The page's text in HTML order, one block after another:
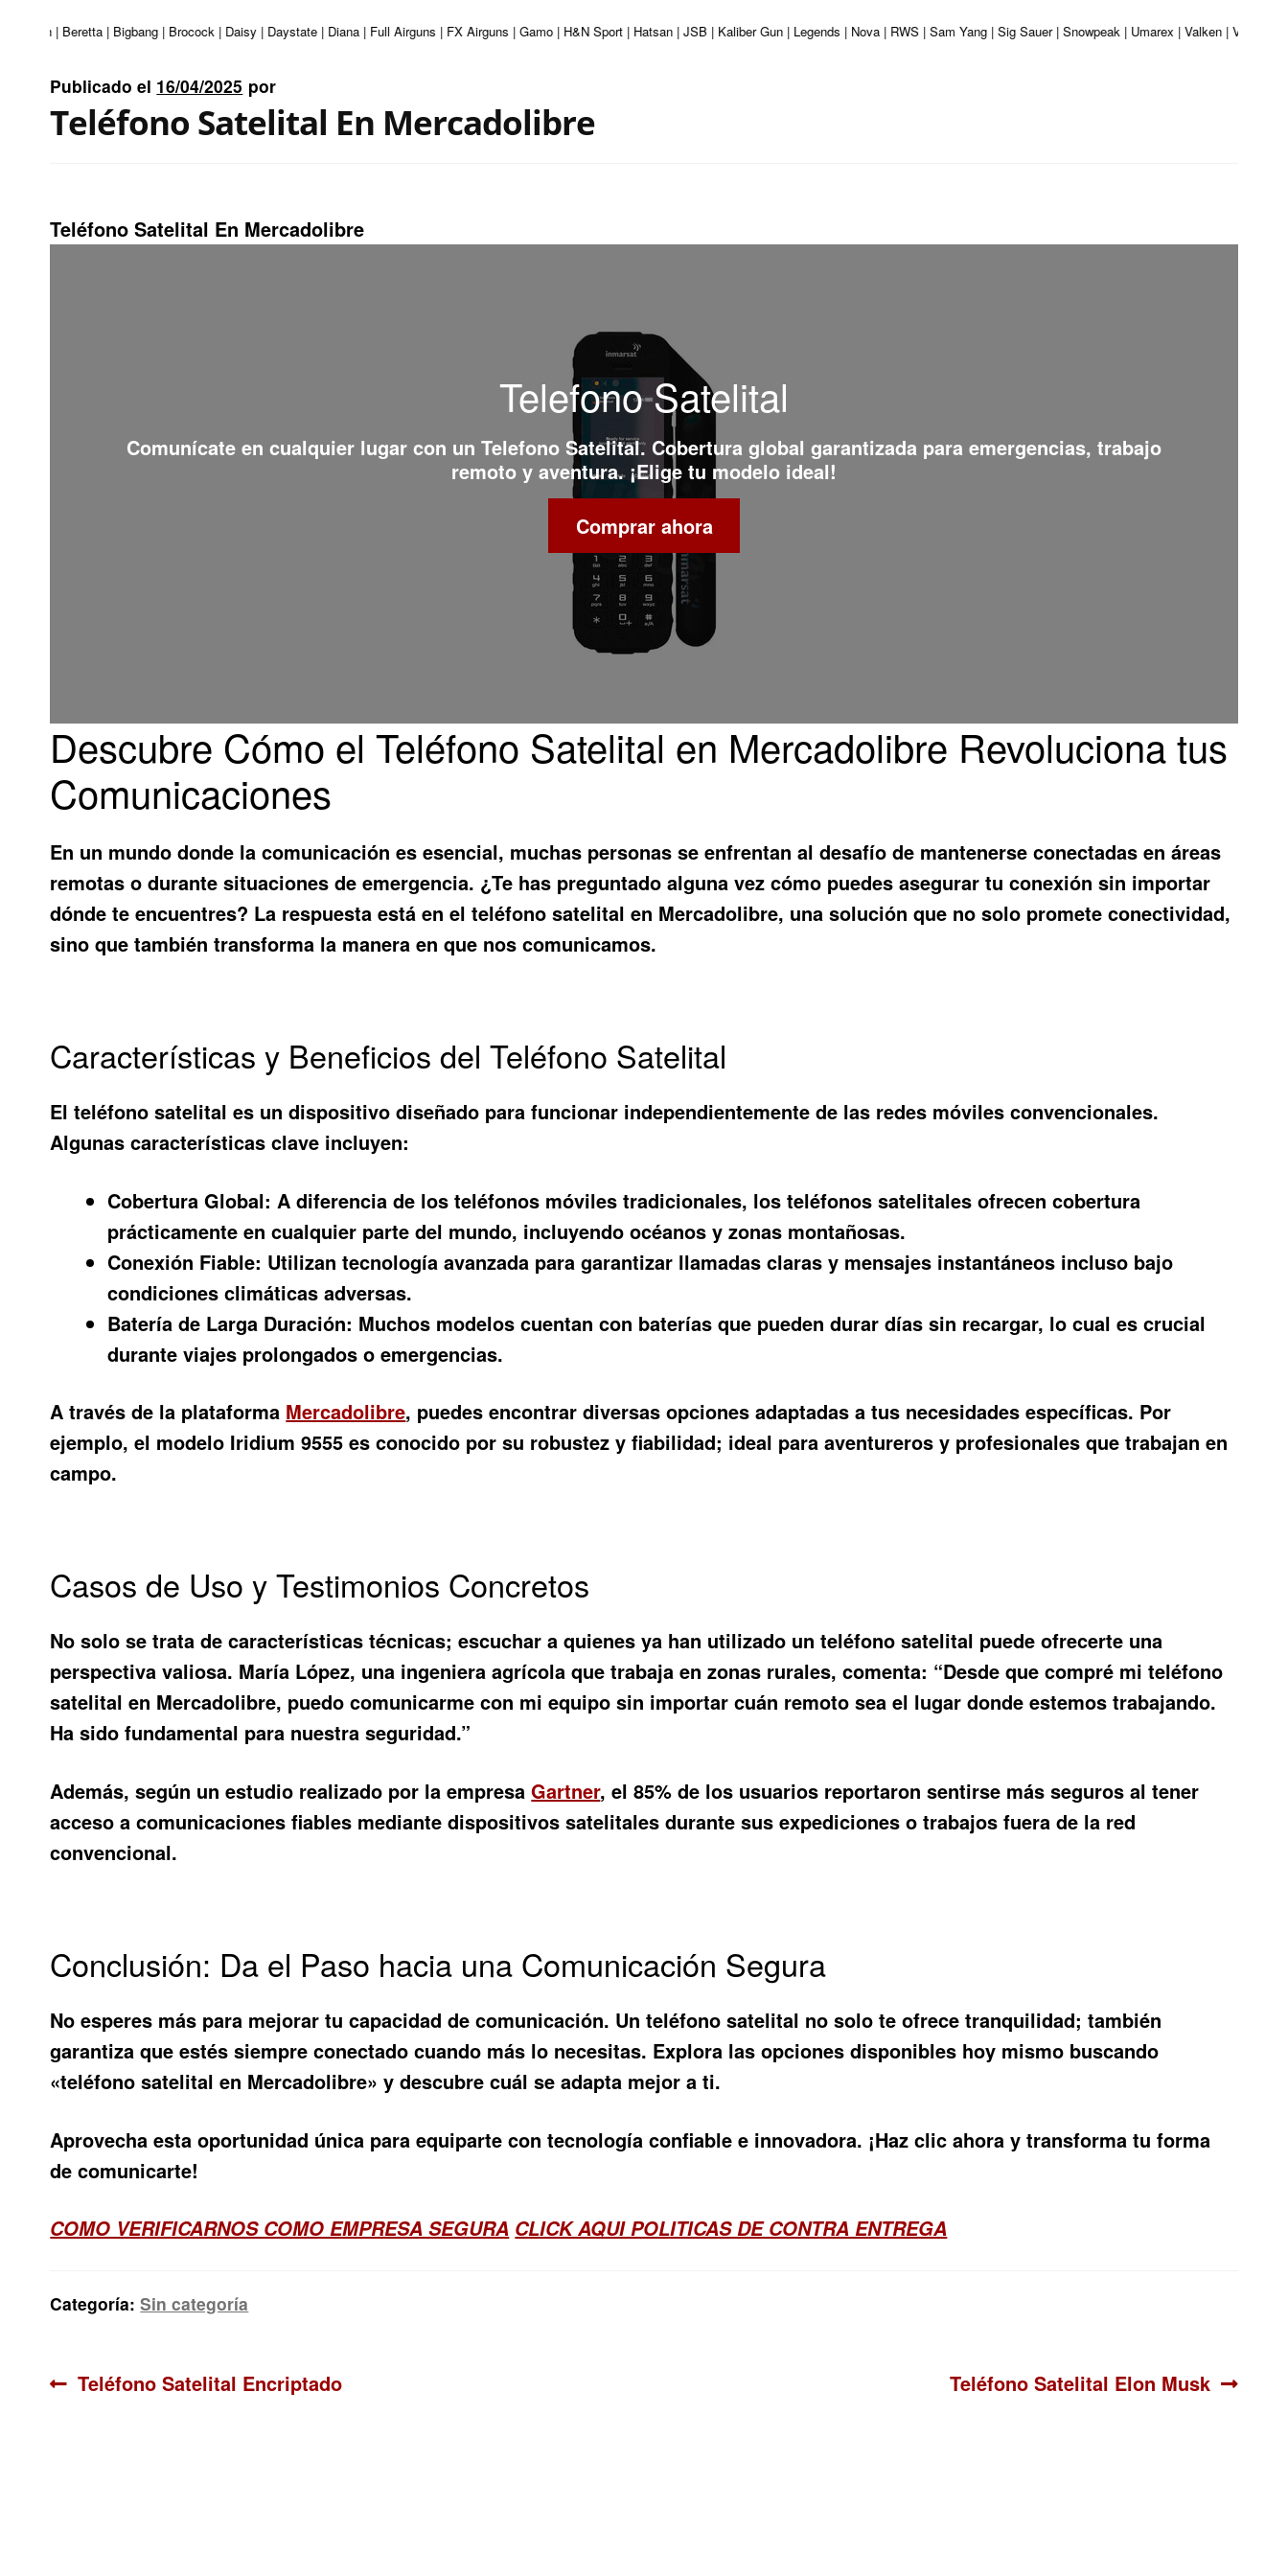
| Beretta | Bigbang | Brocock | Daisy | Daystate | Diana | Full Airguns | FX Airguns | Gamo | H&N Sport | Hatsan | JSB | Kaliber Gun | Legends | Nova | RWS | Sam Yang | Sig Sauer | Snowpeak | Umarex | Valken | Vortex |
Publicado el 16/04/2025 por
Teléfono Satelital En Mercadolibre
Teléfono Satelital En Mercadolibre
Telefono Satelital
Comunícate en cualquier lugar con un Telefono Satelital. Cobertura global garantizada para emergencias, trabajo
remoto y aventura. ¡Elige tu modelo ideal!
Comprar ahora
Descubre Cómo el Teléfono Satelital en Mercadolibre Revoluciona tus
Comunicaciones
En un mundo donde la comunicación es esencial, muchas personas se enfrentan al desafío de mantenerse conectadas en áreas
remotas o durante situaciones de emergencia. ¿Te has preguntado alguna vez cómo puedes asegurar tu conexión sin importar
dónde te encuentres? La respuesta está en elteléfono satelital en Mercadolibre, una solución que no solo promete conectividad,
sino que también transforma la manera en que nos comunicamos.
Características y Beneficios del Teléfono Satelital
El teléfono satelital es un dispositivo diseñado para funcionar independientemente de las redes móviles convencionales.
Algunas características clave incluyen:
Cobertura Global: A diferencia de los teléfonos móviles tradicionales, los teléfonos satelitales ofrecen cobertura
prácticamente en cualquier parte del mundo, incluyendo océanos y zonas montañosas.
Conexión Fiable: Utilizan tecnología avanzada para garantizar llamadas claras y mensajes instantáneos incluso bajo
condiciones climáticas adversas.
Batería de Larga Duración: Muchos modelos cuentan con baterías que pueden durar días sin recargar, lo cual es crucial
durante viajes prolongados o emergencias.
A través de la plataforma Mercadolibre, puedes encontrar diversas opciones adaptadas a tus necesidades específicas. Por
ejemplo, el modelo Iridium 9555 es conocido por su robustez y fiabilidad; ideal para aventureros y profesionales que trabajan en
campo.
Casos de Uso y Testimonios Concretos
No solo se trata de características técnicas; escuchar a quienes ya han utilizado un teléfono satelital puede ofrecerte una
perspectiva valiosa. María López, una ingeniera agrícola que trabaja en zonas rurales, comenta: “Desde que compré mi teléfono
satelital en Mercadolibre, puedo comunicarme con mi equipo sin importar cuán remoto sea el lugar donde estemos trabajando.
Ha sido fundamental para nuestra seguridad.”
Además, según un estudio realizado por la empresaGartner, el 85% de los usuarios reportaron sentirse más seguros al tener
acceso a comunicaciones fiables mediante dispositivos satelitales durante sus expediciones o trabajos fuera de la red
convencional.
Conclusión: Da el Paso hacia una Comunicación Segura
No esperes más para mejorar tu capacidad de comunicación. Un teléfono satelital no solo te ofrece tranquilidad; también
garantiza que estés siempre conectado cuando más lo necesitas. Explora las opciones disponibles hoy mismo buscando
«teléfono satelital en Mercadolibre» y descubre cuál se adapta mejor a ti.
Aprovecha esta oportunidad única para equiparte con tecnología confiable e innovadora. ¡Haz clic ahora y transforma tu forma
de comunicarte!
COMO VERIFICARNOS COMO EMPRESA SEGURA CLICK AQUI POLITICAS DE CONTRA ENTREGA
Categoría:Sin categoría
Navegación
Anterior:
Teléfono Satelital Encriptado Siguiente:
Teléfono Satelital Elon Musk